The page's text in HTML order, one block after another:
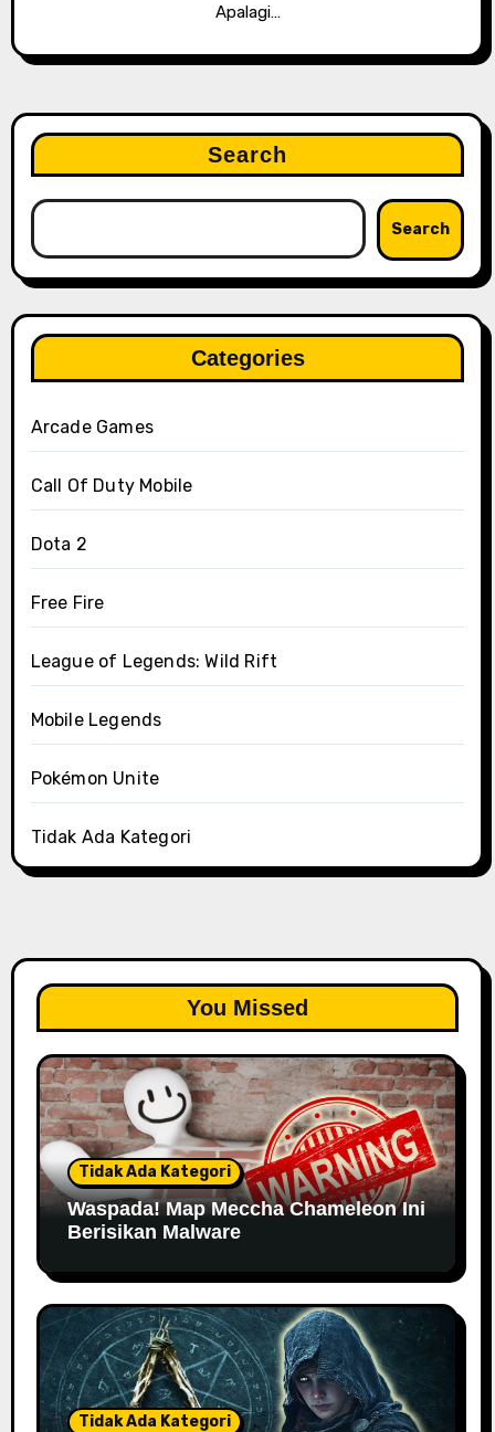
Apalagi…
Search
Search
Categories
Arcade Games
Call Of Duty Mobile
Dota 2
Free Fire
League of Legends: Wild Rift
Mobile Legends
Pokémon Unite
Tidak Ada Kategori
You Missed
Tidak Ada Kategori
Waspada! Map Meccha Chameleon Ini
Berisikan Malware
Tidak Ada Kategori